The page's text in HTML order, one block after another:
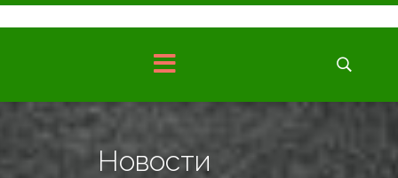
Новости